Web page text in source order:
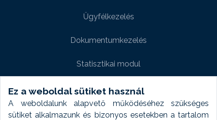
Ez a weboldal sütiket használ
A weboldalunk alapvető működéséhez szükséges
sütiket alkalmazunk és bizonyos esetekben a tartalom
Ügyfélkezelés
Dokumentumkezelés
Statisztikai modul
Weboldal modul
Fényképtár extra modul